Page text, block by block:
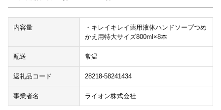
内容量
・キレイキレイ薬用液体ハンドソープつめ
かえ用特大サイズ800ml×8本
配送 常温
返礼品コード 28218-58241434
事業者名 ライオン株式会社